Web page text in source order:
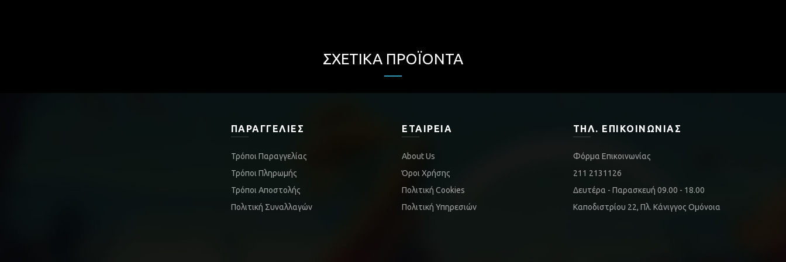
ΣΧΕΤΙΚΆ ΠΡΟΪΌΝΤΑ
ΠΑΡΑΓΓΕΛΊΕΣ
Τρόποι Παραγγελίας
Τρόποι Πληρωμής
Τρόποι Αποστολής
Πολιτική Συναλλαγών
ΕΤΑΙΡΕΊΑ
About Us
Όροι Χρήσης
Πολιτική Cookies
Πολιτική Υπηρεσιών
ΤΗΛ. ΕΠΙΚΟΙΝΩΝΊΑΣ
Φόρμα Επικοινωνίας
211 2131126
Δευτέρα - Παρασκευή 09.00 - 18.00
Καποδιστρίου 22, Πλ. Κάνιγγος Ομόνοια